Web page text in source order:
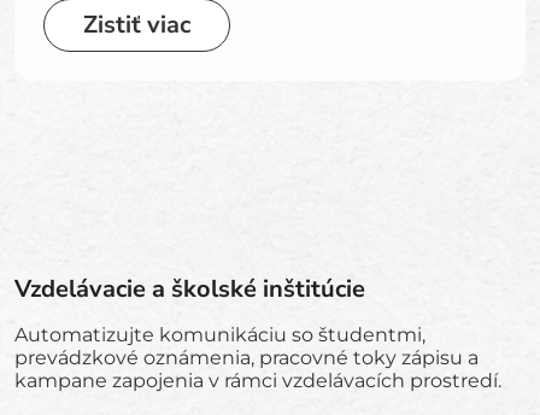
Zistiť viac
Vzdelávacie a školské inštitúcie
Automatizujte komunikáciu so študentmi,
prevádzkové oznámenia, pracovné toky zápisu a
kampane zapojenia v rámci vzdelávacích prostredí.